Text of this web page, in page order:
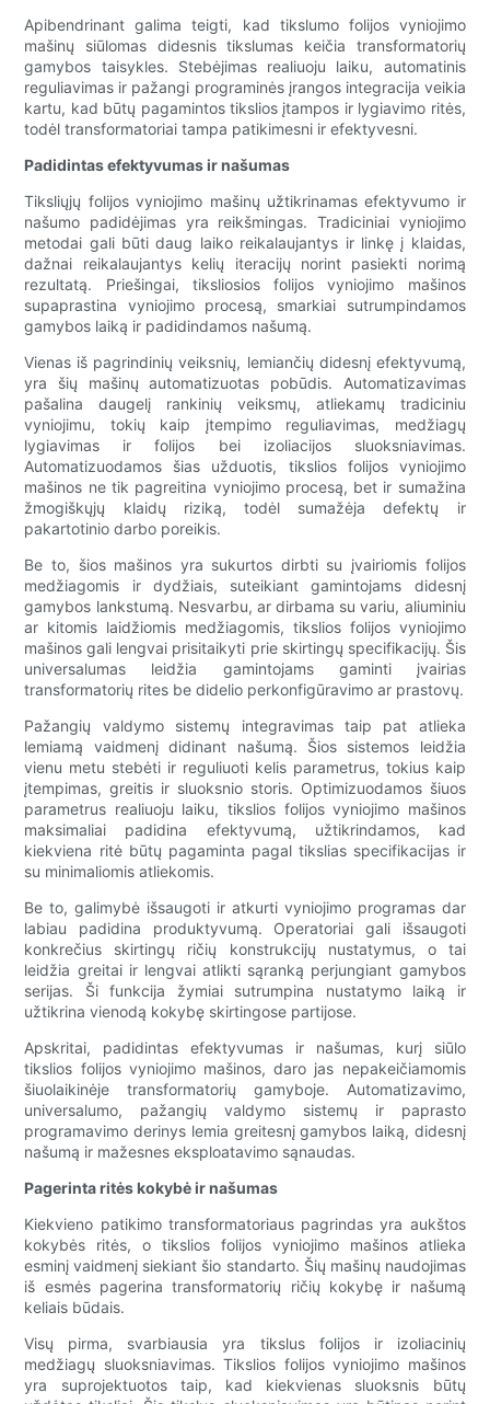
Apibendrinant galima teigti, kad tikslumo folijos vyniojimo
mašinų siūlomas didesnis tikslumas keičia transformatorių
gamybos taisykles. Stebėjimas realiuoju laiku, automatinis
reguliavimas ir pažangi programinės įrangos integracija veikia
kartu, kad būtų pagamintos tikslios įtampos ir lygiavimo ritės,
todėl transformatoriai tampa patikimesni ir efektyvesni.
Padidintas efektyvumas ir našumas
Tiksliųjų folijos vyniojimo mašinų užtikrinamas efektyvumo ir
našumo padidėjimas yra reikšmingas. Tradiciniai vyniojimo
metodai gali būti daug laiko reikalaujantys ir linkę į klaidas,
dažnai reikalaujantys kelių iteracijų norint pasiekti norimą
rezultatą. Priešingai, tiksliosios folijos vyniojimo mašinos
supaprastina vyniojimo procesą, smarkiai sutrumpindamos
gamybos laiką ir padidindamos našumą.
Vienas iš pagrindinių veiksnių, lemiančių didesnį efektyvumą,
yra šių mašinų automatizuotas pobūdis. Automatizavimas
pašalina daugelį rankinių veiksmų, atliekamų tradiciniu
vyniojimu, tokių kaip įtempimo reguliavimas, medžiagų
lygiavimas ir folijos bei izoliacijos sluoksniavimas.
Automatizuodamos šias užduotis, tikslios folijos vyniojimo
mašinos ne tik pagreitina vyniojimo procesą, bet ir sumažina
žmogiškųjų klaidų riziką, todėl sumažėja defektų ir
pakartotinio darbo poreikis.
Be to, šios mašinos yra sukurtos dirbti su įvairiomis folijos
medžiagomis ir dydžiais, suteikiant gamintojams didesnį
gamybos lankstumą. Nesvarbu, ar dirbama su variu, aliuminiu
ar kitomis laidžiomis medžiagomis, tikslios folijos vyniojimo
mašinos gali lengvai prisitaikyti prie skirtingų specifikacijų. Šis
universalumas leidžia gamintojams gaminti įvairias
transformatorių rites be didelio perkonfigūravimo ar prastovų.
Pažangių valdymo sistemų integravimas taip pat atlieka
lemiamą vaidmenį didinant našumą. Šios sistemos leidžia
vienu metu stebėti ir reguliuoti kelis parametrus, tokius kaip
įtempimas, greitis ir sluoksnio storis. Optimizuodamos šiuos
parametrus realiuoju laiku, tikslios folijos vyniojimo mašinos
maksimaliai padidina efektyvumą, užtikrindamos, kad
kiekviena ritė būtų pagaminta pagal tikslias specifikacijas ir
su minimaliomis atliekomis.
Be to, galimybė išsaugoti ir atkurti vyniojimo programas dar
labiau padidina produktyvumą. Operatoriai gali išsaugoti
konkrečius skirtingų ričių konstrukcijų nustatymus, o tai
leidžia greitai ir lengvai atlikti sąranką perjungiant gamybos
serijas. Ši funkcija žymiai sutrumpina nustatymo laiką ir
užtikrina vienodą kokybę skirtingose ​​partijose.
Apskritai, padidintas efektyvumas ir našumas, kurį siūlo
tikslios folijos vyniojimo mašinos, daro jas nepakeičiamomis
šiuolaikinėje transformatorių gamyboje. Automatizavimo,
universalumo, pažangių valdymo sistemų ir paprasto
programavimo derinys lemia greitesnį gamybos laiką, didesnį
našumą ir mažesnes eksploatavimo sąnaudas.
Pagerinta ritės kokybė ir našumas
Kiekvieno patikimo transformatoriaus pagrindas yra aukštos
kokybės ritės, o tikslios folijos vyniojimo mašinos atlieka
esminį vaidmenį siekiant šio standarto. Šių mašinų naudojimas
iš esmės pagerina transformatorių ričių kokybę ir našumą
keliais būdais.
Visų pirma, svarbiausia yra tikslus folijos ir izoliacinių
medžiagų sluoksniavimas. Tikslios folijos vyniojimo mašinos
yra suprojektuotos taip, kad kiekvienas sluoksnis būtų